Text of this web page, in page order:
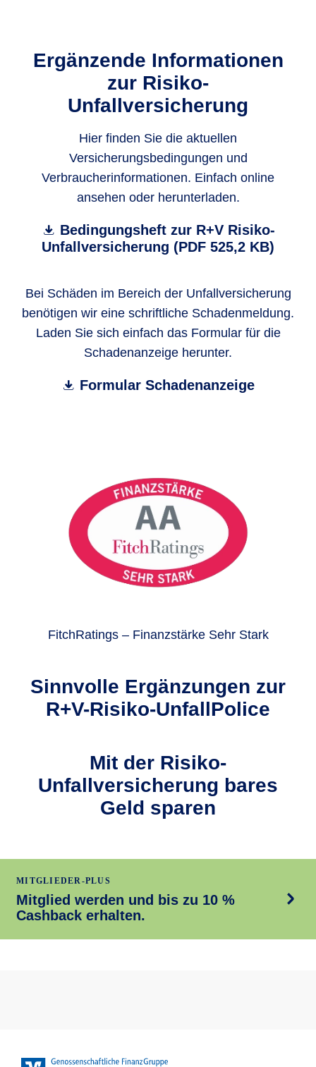
Ergänzende Informationen
zur Risiko-
Unfallversicherung
Hier finden Sie die aktuellen
Versicherungsbedingungen und
Verbraucherinformationen. Einfach online
ansehen oder herunterladen.
Bedingungsheft zur R+V Risiko-
Unfallversicherung (PDF 525,2 KB)
Bei Schäden im Bereich der Unfallversicherung
benötigen wir eine schriftliche Schadenmeldung.
Laden Sie sich einfach das Formular für die
Schadenanzeige herunter.
Formular Schadenanzeige
FitchRatings – Finanzstärke Sehr Stark
Sinnvolle Ergän­zungen zur
R+V-Risiko-UnfallPolice
Mit der Risiko-
Unfallversicherung bares
Geld sparen
MITGLIEDER-PLUS
Mitglied werden und bis zu 10 %
Cashback erhalten.